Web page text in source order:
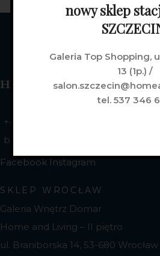
+48 536 413 391
biuro@homeandliving.pl
Facebook Instagram
SKLEP WROCŁAW
Galeria Wnętrz Domar
Home and Living – II piętro
ul. Braniborska 14, 53-680 Wrocław
nowy sklep
Galeria Top Shopping,
13 (1p.) /
tel. 537 346